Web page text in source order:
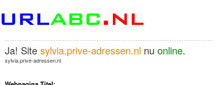
Ja! Site sylvia.prive-adressen.nl nu online.
sylvia.prive-adressen.nl